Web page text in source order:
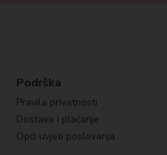
Podrška
Pravila privatnosti
Dostava i plaćanje
Opći uvjeti poslovanja